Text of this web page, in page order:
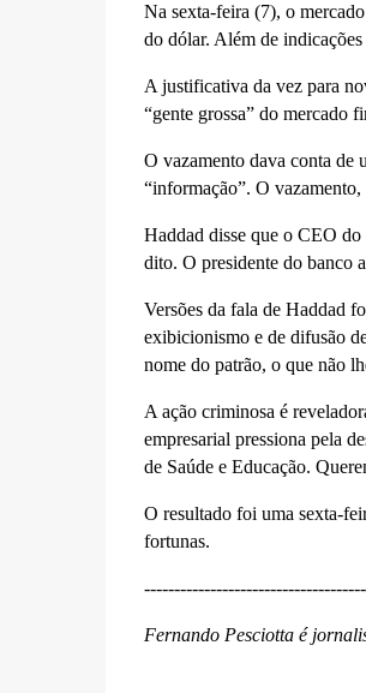
Na sexta-feira (7), o
do dólar. Além de
A justificativa da vez para
“gente grossa” do mercado
O vazamento dava conta de
“informação”. O
Haddad disse que o CEO
dito. O presidente do banco
Versões da fala de Haddad
exibicionismo e de difusão
nome do patrão, o que não
A ação criminosa é
empresarial pressiona pela
de Saúde e Educação.
O resultado foi uma sexta-
fortunas.
Fernando Pesciotta é